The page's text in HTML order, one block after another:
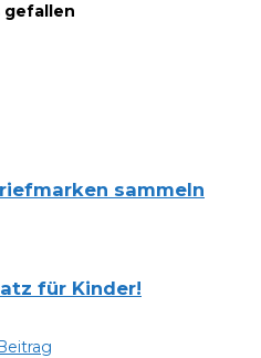
gefallen
sammeln
für Kinder!